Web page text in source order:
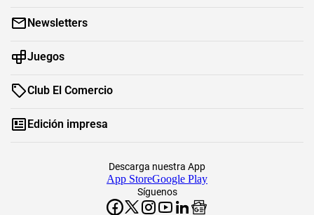
Newsletters
Juegos
Club El Comercio
Edición impresa
Síguenos
Descarga nuestra App
App StoreGoogle Play